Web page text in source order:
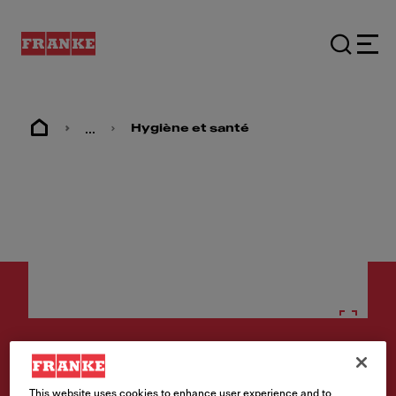
... Hygiène et santé
Hygiène et santé
This website uses cookies to enhance user experience and to